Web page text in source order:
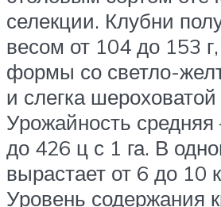
селекции. Клубни
весом от 104 до 153
формы со светло-
и слегка
Урожайность
до 426 ц с 1 га. В
вырастает от 6 до 10
Уровень содержания